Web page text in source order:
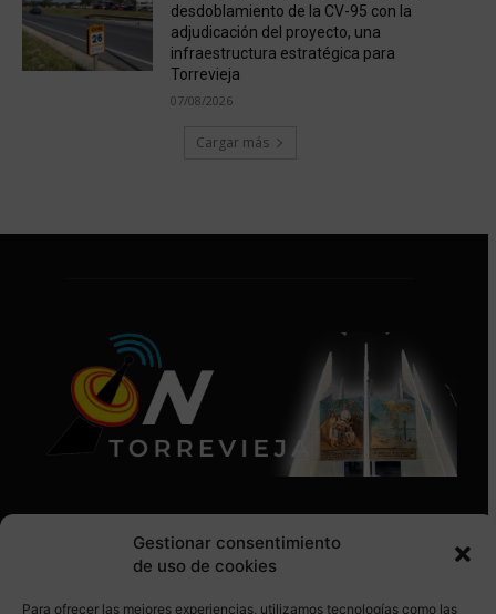
Gestionar consentimiento
de uso de cookies
Para ofrecer las mejores experiencias, utilizamos tecnologías como las
desdoblamiento de la CV-95 con la
adjudicación del proyecto, una
infraestructura estratégica para
Torrevieja
07/08/2026
Cargar más